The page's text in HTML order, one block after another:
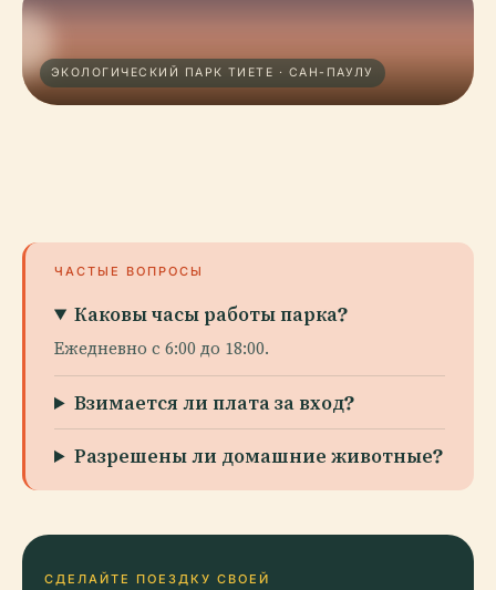
ЭКОЛОГИЧЕСКИЙ ПАРК ТИЕТЕ · САН-ПАУЛУ
ЧАСТЫЕ ВОПРОСЫ
Каковы часы работы парка?
Ежедневно с 6:00 до 18:00.
Взимается ли плата за вход?
Разрешены ли домашние животные?
СДЕЛАЙТЕ ПОЕЗДКУ СВОЕЙ